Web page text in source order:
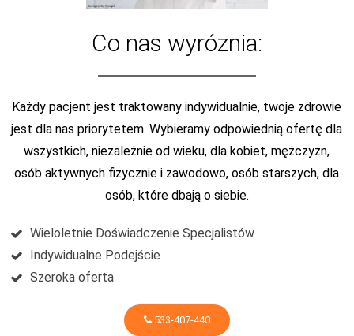
Co nas wyróznia:
Każdy pacjent jest traktowany indywidualnie, twoje zdrowie
jest dla nas priorytetem. Wybieramy odpowiednią ofertę dla
wszystkich, niezależnie od wieku, dla kobiet, mężczyzn,
osób aktywnych fizycznie i zawodowo, osób starszych, dla
osób, które dbają o siebie.
Wieloletnie Doświadczenie Specjalistów
Indywidualne Podejście
Szeroka oferta
533-407-440